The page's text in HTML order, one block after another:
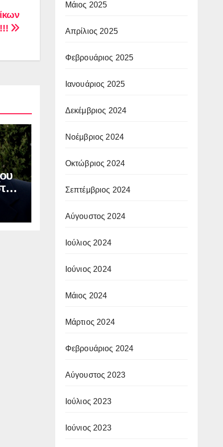
Μάιος 2025
Απρίλιος 2025
Φεβρουάριος 2025
Ιανουάριος 2025
Δεκέμβριος 2024
Νοέμβριος 2024
Οκτώβριος 2024
Σεπτέμβριος 2024
Αύγουστος 2024
Ιούλιος 2024
Ιούνιος 2024
Μάιος 2024
Μάρτιος 2024
Φεβρουάριος 2024
Αύγουστος 2023
Ιούλιος 2023
Ιούνιος 2023